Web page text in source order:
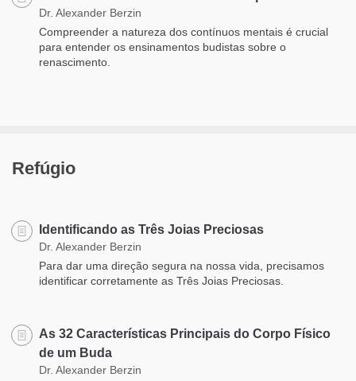
Dr. Alexander Berzin
Compreender a natureza dos contínuos mentais é crucial
para entender os ensinamentos budistas sobre o
renascimento.
Refúgio
Identificando as Três Joias Preciosas
Dr. Alexander Berzin
Para dar uma direção segura na nossa vida, precisamos
identificar corretamente as Três Joias Preciosas.
As 32 Características Principais do Corpo Físico
de um Buda
Dr. Alexander Berzin